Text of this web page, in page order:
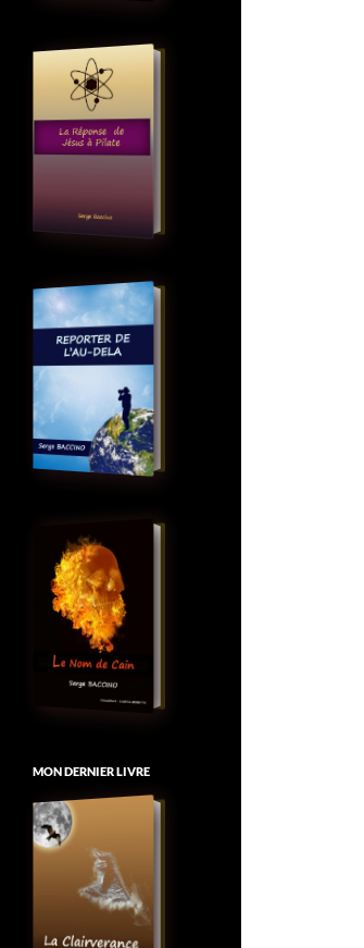
MON DERNIER LIVRE